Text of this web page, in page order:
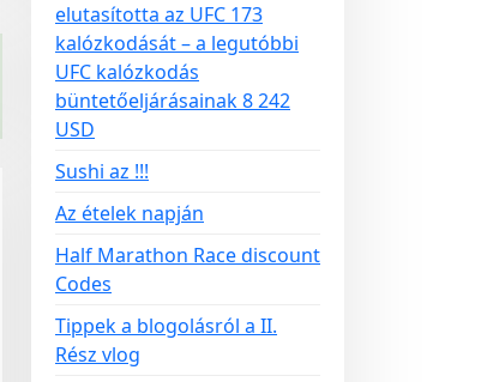
elutasította az UFC 173
kalózkodását – a legutóbbi
UFC kalózkodás
büntetőeljárásainak 8 242
USD
Sushi az !!!
Az ételek napján
Half Marathon Race discount
Codes
Tippek a blogolásról a II.
Rész vlog